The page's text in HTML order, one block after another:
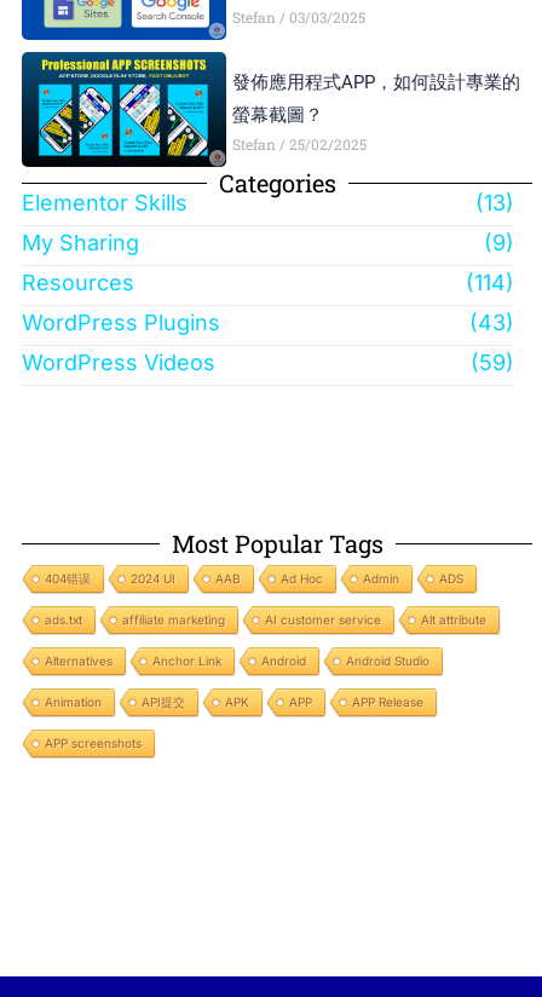
Stefan 03/03/2025
發佈應用程式APP，如何設計專業的
螢幕截圖？
Stefan 25/02/2025
Categories
Elementor Skills
(13)
My Sharing
(9)
Resources
(114)
WordPress Plugins
(43)
WordPress Videos
(59)
Most Popular Tags
404错误 2024 UI AAB Ad Hoc Admin ADS
ads.txt affiliate marketing AI customer service Alt attribute
Alternatives Anchor Link Android Android Studio
Animation API提交 APK APP APP Release
APP screenshots